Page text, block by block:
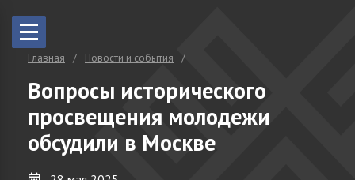
Главная Новости и события
Вопросы исторического
просвещения молодежи
обсудили в Москве